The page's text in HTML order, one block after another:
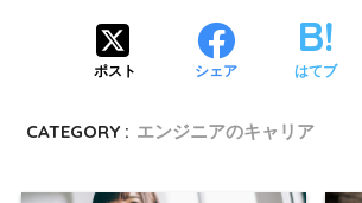
ポスト シェア はてブ
CATEGORY : エンジニアのキャリア